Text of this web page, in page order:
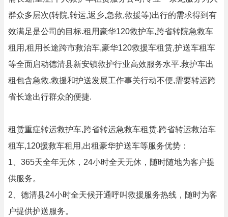
群众多层次(转院,转运,返乡,急救,救援等)出行的需求得到有
效满足是公司的目标.租用豪华120救护车,跨省转院急救车
租用,租用长途跨市救治车,豪华120救援车租赁,护送车租车
等全面启动德清县新安镇救护行业高效服务水平.救护车出
租包含急救,救援和护送发展工作事关行动不便,需要转运跨
省长途出行群众的便捷.
租赁重症转运救护车,跨省转运急救车租赁,跨省转运救治车
租车,120援救车租用,出租豪华护送车等服务优势：
1、365天全年无休，24小时全天无休，随时随地为客户提
供服务。
2、德清县24小时全天候开通呼叫救援服务热线，随时为客
户提供护送服务。